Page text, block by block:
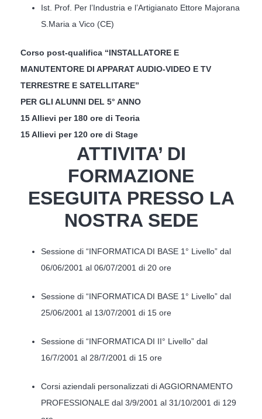
Ist. Prof. Per l’Industria e l’Artigianato Ettore Majorana
S.Maria a Vico (CE)
Corso post-qualifica “INSTALLATORE E
MANUTENTORE DI APPARAT AUDIO-VIDEO E TV
TERRESTRE E SATELLITARE”
PER GLI ALUNNI DEL 5° ANNO
15 Allievi per 180 ore di Teoria
15 Allievi per 120 ore di Stage
ATTIVITA’ DI
FORMAZIONE
ESEGUITA PRESSO LA
NOSTRA SEDE
Sessione di “INFORMATICA DI BASE 1° Livello” dal
06/06/2001 al 06/07/2001 di 20 ore
Sessione di “INFORMATICA DI BASE 1° Livello” dal
25/06/2001 al 13/07/2001 di 15 ore
Sessione di “INFORMATICA DI II° Livello” dal
16/7/2001 al 28/7/2001 di 15 ore
Corsi aziendali personalizzati di AGGIORNAMENTO
PROFESSIONALE dal 3/9/2001 al 31/10/2001 di 129